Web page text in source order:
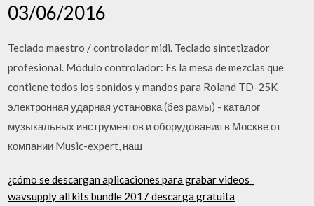
03/06/2016
Teclado maestro / controlador midi. Teclado sintetizador
profesional. Módulo controlador: Es la mesa de mezclas que
contiene todos los sonidos y mandos para Roland TD-25K
электронная ударная установка (без рамы) - каталог
музыкальных инструментов и оборудования в Москве от
компании Music-expert, наш
¿cómo se descargan aplicaciones para grabar videos_
wavsupply all kits bundle 2017 descarga gratuita